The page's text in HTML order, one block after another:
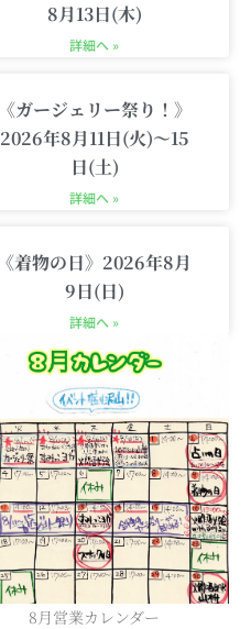
8月13日(木)
詳細へ »
《ガージェリー祭り！》
2026年8月11日(火)〜15
日(土)
詳細へ »
《着物の日》2026年8月
9日(日)
詳細へ »
8月営業カレンダー